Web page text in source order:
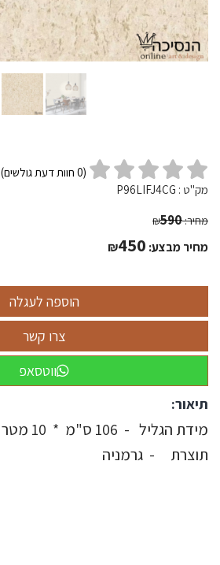
(
0 חוות דעת גולשים)
מק"ט : P96LIFJ4CG
מחיר: ₪590
מחיר מבצע: ₪450
ווטסאפ
תיאור:
מידת הגליל - 106 ס"מ * 10 מטר אורך
תוצרת - גרמניה